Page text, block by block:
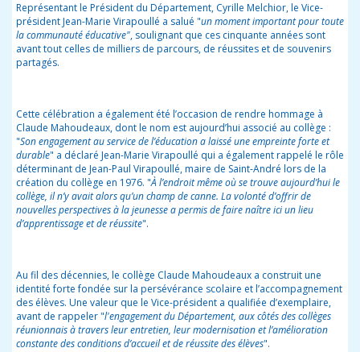
Représentant le Président du Département, Cyrille Melchior, le Vice-
président Jean-Marie Virapoullé a salué "un moment important pour toute
la communauté éducative", soulignant que ces cinquante années sont
avant tout celles de milliers de parcours, de réussites et de souvenirs
partagés.
Cette célébration a également été l’occasion de rendre hommage à
Claude Mahoudeaux, dont le nom est aujourd’hui associé au collège :
"Son engagement au service de l’éducation a laissé une empreinte forte et
durable" a déclaré Jean-Marie Virapoullé qui a également rappelé le rôle
déterminant de Jean-Paul Virapoullé, maire de Saint-André lors de la
création du collège en 1976. "À l’endroit même où se trouve aujourd’hui le
collège, il n’y avait alors qu’un champ de canne. La volonté d’offrir de
nouvelles perspectives à la jeunesse a permis de faire naître ici un lieu
d’apprentissage et de réussite".
Au fil des décennies, le collège Claude Mahoudeaux a construit une
identité forte fondée sur la persévérance scolaire et l’accompagnement
des élèves. Une valeur que le Vice-président a qualifiée d’exemplaire,
avant de rappeler "l'engagement du Département, aux côtés des collèges
réunionnais à travers leur entretien, leur modernisation et l’amélioration
constante des conditions d’accueil et de réussite des élèves".